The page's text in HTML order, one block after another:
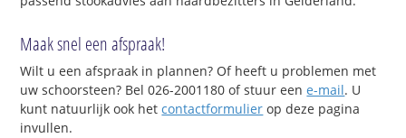
Maak snel een afspraak!
Wilt u een afspraak in plannen? Of heeft u problemen met
uw schoorsteen? Bel 026-2001180 of stuur eene-mail. U
kunt natuurlijk ook hetcontactformulier op deze pagina
invullen.